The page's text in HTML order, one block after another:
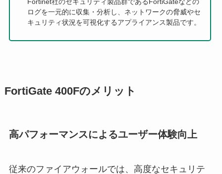
ログを一元的に収集・分析し、ネットワークの脅威やセ
キュリティ状況を可視化するアプライアンス製品です。
FortiGate 400Fのメリット
高パフォーマンスによるユーザー体験向上
従来のファイアウォールでは、高度なセキュリテ